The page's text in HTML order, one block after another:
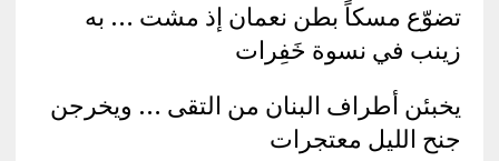
تضوّع مسكاً بطن نعمان إذ مشت … به
زينب في نسوة خَفِرات
يخبئن أطراف البنان من التقى … ويخرجن
جنح الليل معتجرات